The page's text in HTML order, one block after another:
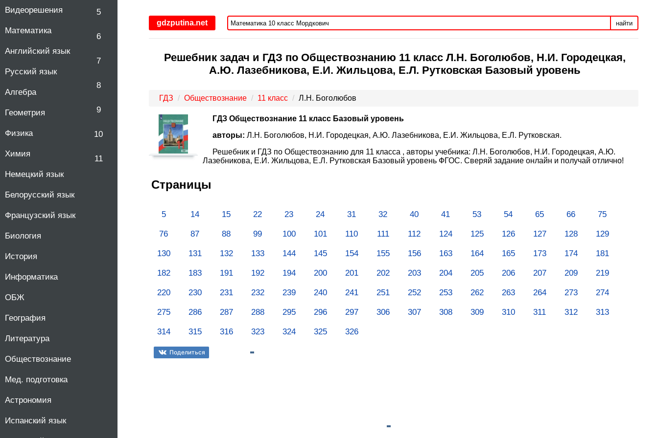
Видеорешения
Математика
Английский язык
Русский язык
Алгебра
Геометрия
Физика
Химия
Немецкий язык
Белорусский язык
Французский язык
Биология
История
Информатика
ОБЖ
География
Литература
Обществознание
Мед. подготовка
Астрономия
Испанский язык
5
6
7
8
9
10
11
gdzputina.net найти
Решебник задач и ГДЗ по Обществознанию 11 класс Л.Н. Боголюбов, Н.И. Городецкая,
А.Ю. Лазебникова, Е.И. Жильцова, Е.Л. Рутковская Базовый уровень
ГДЗ Обществознание 11 класс Л.Н. Боголюбов
ГДЗ Обществознание 11 класс Базовый уровень
авторы: Л.Н. Боголюбов, Н.И. Городецкая, А.Ю. Лазебникова, Е.И. Жильцова, Е.Л. Рутковская.
Решебник и ГДЗ по Обществознанию для 11 класса , авторы учебника: Л.Н. Боголюбов, Н.И. Городецкая, А.Ю.
Лазебникова, Е.И. Жильцова, Е.Л. Рутковская Базовый уровень ФГОС. Сверяй задание онлайн и получай отлично!
Страницы
5 14 15 22 23 24 31 32 40 41 53 54 65 66 75
76 87 88 99 100 101 110 111 112 124 125 126 127 128 129
130 131 132 133 144 145 154 155 156 163 164 165 173 174 181
182 183 191 192 194 200 201 202 203 204 205 206 207 209 219
220 230 231 232 239 240 241 251 252 253 262 263 264 273 274
275 286 287 288 295 296 297 306 307 308 309 310 311 312 313
314 315 316 323 324 325 326
Поделиться